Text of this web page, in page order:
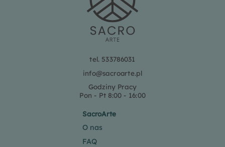
tel. 533786031
info@sacroarte.pl
Godziny Pracy
Pon - Pt 8:00 - 16:00
SacroArte
O nas
FAQ